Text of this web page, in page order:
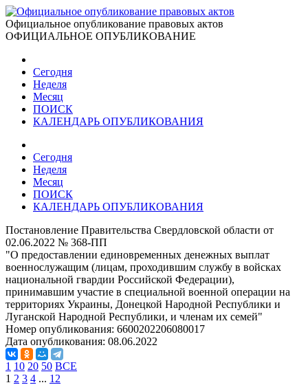
Официальное опубликование правовых актов
ОФИЦИАЛЬНОЕ ОПУБЛИКОВАНИЕ
Сегодня
Неделя
Месяц
ПОИСК
КАЛЕНДАРЬ ОПУБЛИКОВАНИЯ
Сегодня
Неделя
Месяц
ПОИСК
КАЛЕНДАРЬ ОПУБЛИКОВАНИЯ
Постановление Правительства Свердловской области от
02.06.2022 № 368-ПП
"О предоставлении единовременных денежных выплат
военнослужащим (лицам, проходившим службу в войсках
национальной гвардии Российской Федерации),
принимавшим участие в специальной военной операции на
территориях Украины, Донецкой Народной Республики и
Луганской Народной Республики, и членам их семей"
Номер опубликования: 6600202206080017
Дата опубликования: 08.06.2022
1 10 20 50 ВСЕ
1 2 3 4 ... 12